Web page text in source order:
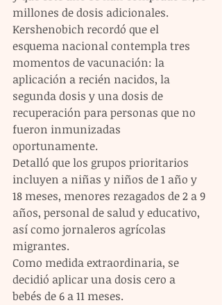
millones de dosis adicionales.
Kershenobich recordó que el
esquema nacional contempla tres
momentos de vacunación: la
aplicación a recién nacidos, la
segunda dosis y una dosis de
recuperación para personas que no
fueron inmunizadas
oportunamente.
Detalló que los grupos prioritarios
incluyen a niñas y niños de 1 año y
18 meses, menores rezagados de 2 a 9
años, personal de salud y educativo,
así como jornaleros agrícolas
migrantes.
Como medida extraordinaria, se
decidió aplicar una dosis cero a
bebés de 6 a 11 meses.